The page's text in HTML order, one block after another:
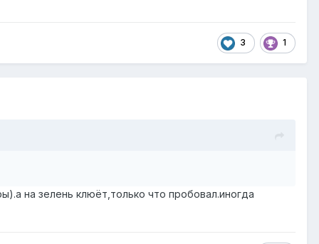
3 1
на зелень клюёт,только что пробовал.иногда